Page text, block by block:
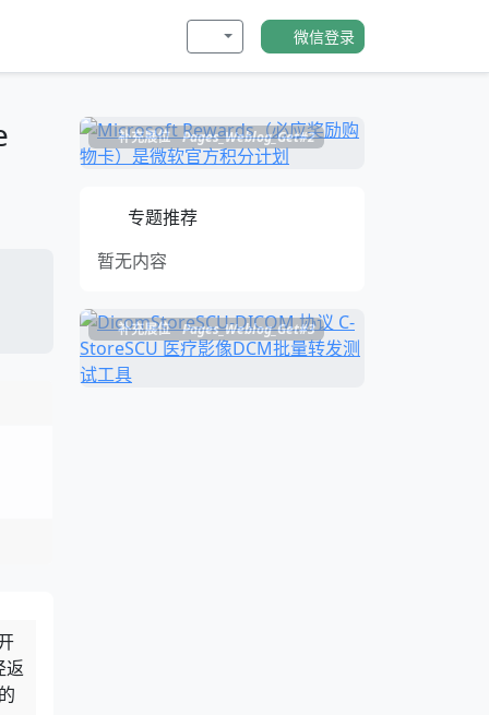
微信登录
返
补充展位 Pages_Weblog_Get#2
专题推荐
暂无内容
补充展位 Pages_Weblog_Get#3